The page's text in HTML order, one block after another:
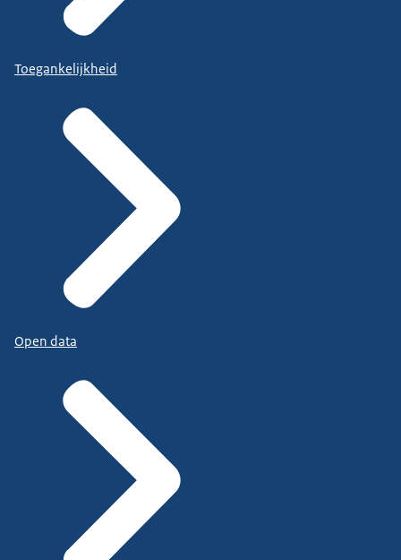
Toegankelijkheid
Open data